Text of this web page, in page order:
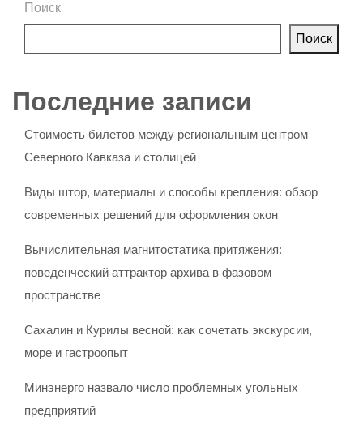
Поиск
Поиск
Последние записи
Стоимость билетов между региональным центром
Северного Кавказа и столицей
Виды штор, материалы и способы крепления: обзор
современных решений для оформления окон
Вычислительная магнитостатика притяжения:
поведенческий аттрактор архива в фазовом
пространстве
Сахалин и Курилы весной: как сочетать экскурсии,
море и гастроопыт
Минэнерго назвало число проблемных угольных
предприятий